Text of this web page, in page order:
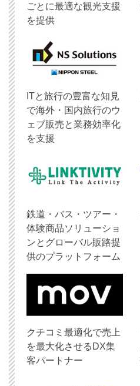
ごとに最適な観光支援
を提供
ITと旅行の豊富な知見
で海外・国内旅行のウ
ェブ販売と業務効率化
を支援
鉄道・バス・ツアー・
体験商品ソリューショ
ンとグローバル販路提
供のプラットフォーム
クチコミ最適化で売上
を最大化させるDX集
客パートナー